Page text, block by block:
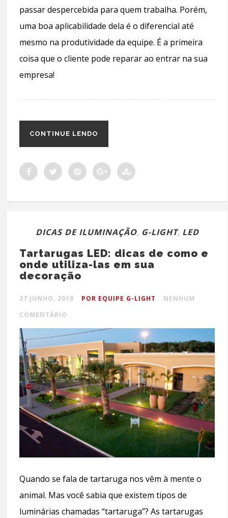
passar despercebida para quem trabalha. Porém,
uma boa aplicabilidade dela é o diferencial até
mesmo na produtividade da equipe. É a primeira
coisa que o cliente pode reparar ao entrar na sua
empresa!
CONTINUE LENDO
DICAS DE ILUMINAÇÃO, G-LIGHT, LED
Tartarugas LED: dicas de como e
onde utiliza-las em sua
decoração
27 JUNHO, 2018 POR EQUIPE G-LIGHT
NENHUM
COMENTÁRIO
Quando se fala de tartaruga nos vêm à mente o
animal. Mas você sabia que existem tipos de
luminárias chamadas “tartaruga”? As tartarugas